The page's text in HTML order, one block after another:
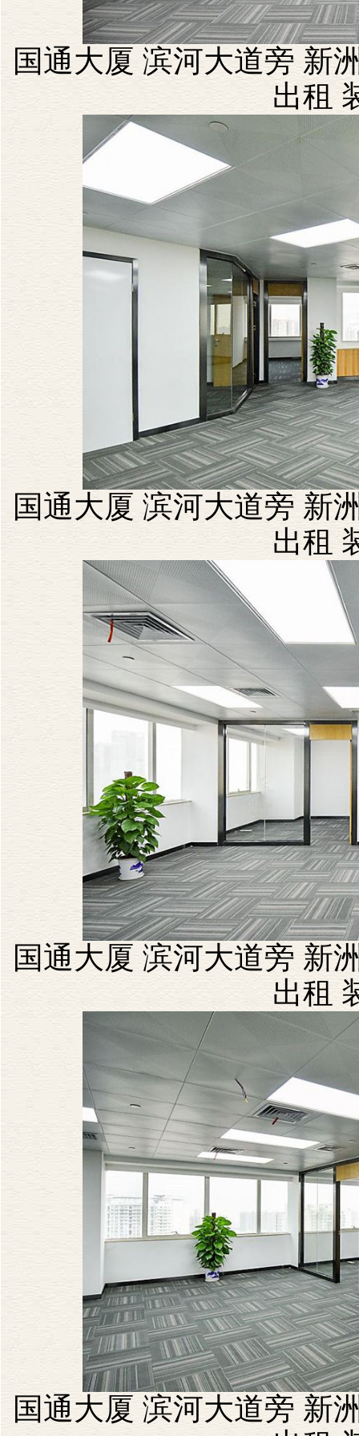
国通大厦 滨河大道旁 新
出租
国通大厦 滨河大道旁 新
出租
国通大厦 滨河大道旁 新
出租
国通大厦 滨河大道旁 新